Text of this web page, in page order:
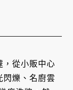
，從小販中心
閃爍、名廚雲